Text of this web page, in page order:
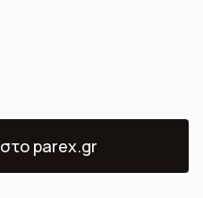
στο parex.gr